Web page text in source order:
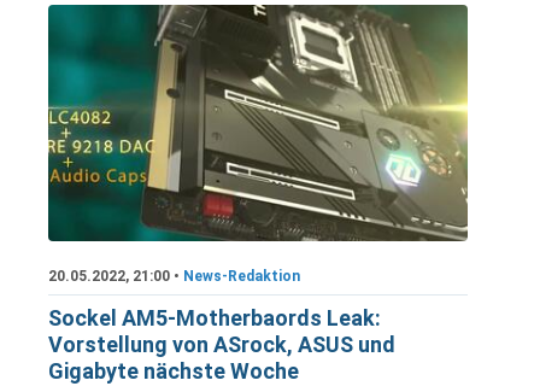
20.05.2022, 21:00 • News-Redaktion
Sockel AM5-Motherbaords Leak:
Vorstellung von ASrock, ASUS und
Gigabyte nächste Woche